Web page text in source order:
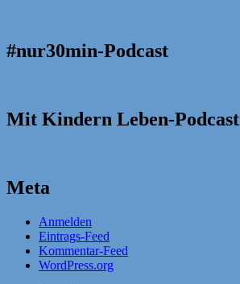
#nur30min-Podcast
Mit Kindern Leben-Podcast
Meta
Anmelden
Eintrags-Feed
Kommentar-Feed
WordPress.org